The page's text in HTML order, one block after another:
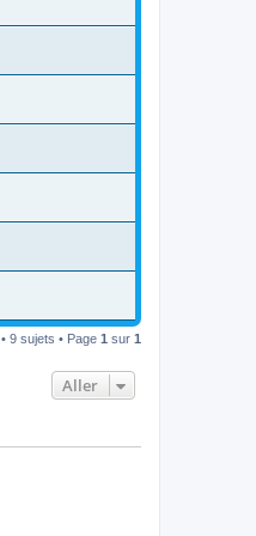
• 9 sujets • Page 1 sur 1
Aller